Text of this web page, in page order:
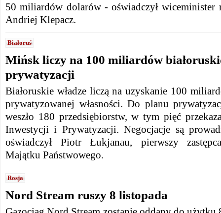
50 miliardów dolarów - oświadczył wiceminister
Andriej Klepacz.
Białoruś
Mińsk liczy na 100 miliardów
prywatyzacji
Białoruskie władze liczą na uzyskanie 100
prywatyzowanej własności. Do planu
weszło 180 przedsiębiorstw, w tym pięć
Inwestycji i Prywatyzacji. Negocjacje są
oświadczył Piotr Łukjanau, pierwszy
Majątku Państwowego.
Rosja
Nord Stream ruszy 8 listopada